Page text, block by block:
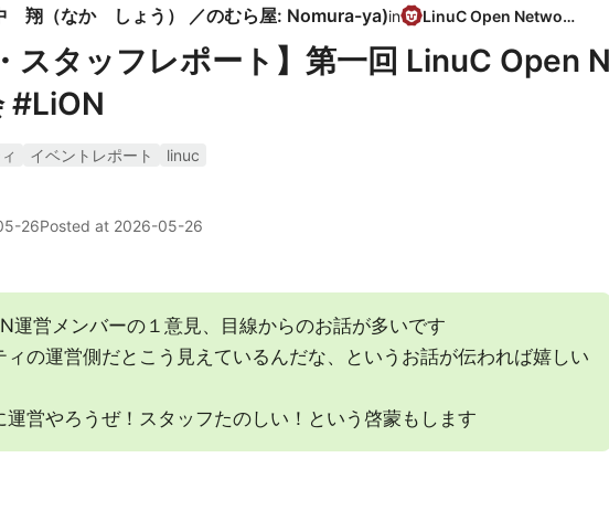
翔（なか しょう） ／のむら屋: Nomura-ya)in LinuC Open Network
スタッフレポート】第一回 LinuC Open
#LiON
イベントレポート
linuc
26Posted at 2026-05-26
運営メンバーの１意見、目線からのお話が多いです
ィの運営側だとこう見えているんだな、というお話が伝われば嬉しい
運営やろうぜ！スタッフたのしい！という啓蒙もします